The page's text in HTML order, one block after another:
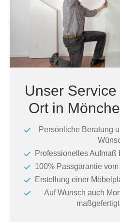
Unser
Ort in
Persönliche Beratung
Professionelles Aufmaß
100% Passgarantie
Erstellung einer
Auf Wunsch auch
Sideboards
Sofas & Schlafsofas
Tische & Bänke